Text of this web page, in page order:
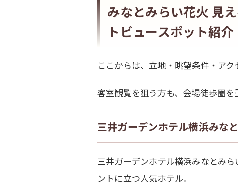
みなとみらい花火 見
トビュースポット紹介
ここからは、立地・眺望条件・アク
客室観覧を狙う方も、会場徒歩圏を
三井ガーデンホテル横浜みな
三井ガーデンホテル横浜みなとみ
ントに立つ人気ホテル。